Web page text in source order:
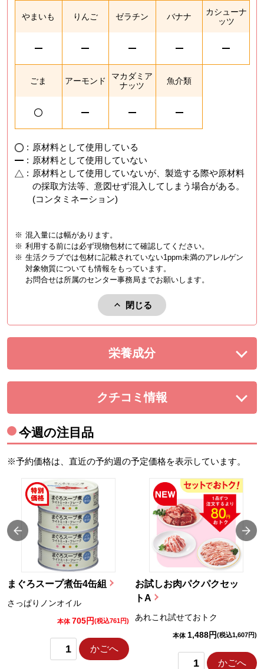
やまいも りんご ゼラチン バナナ
カシューナ
ッツ
ごま アーモンド
マカダミア
ナッツ
魚介類
: 原材料として使用している
: 原材料として使用していない
: 原材料として使用していないが、製造する際や原材料
の採取方法等、意図せず混入してしまう場合がある。
(コンタミネーション)
※ 混入量には幅があります。
※ 利用する前には必ず現物包材にて確認してください。
※ 生活クラブでは包材に記載されていない1ppm未満のアレルゲン
対象物質についても情報をもっています。
お問合せは所属のセンター事務局までお願いします。
閉じる
アレルゲンを閉じる。
栄養成分を展開する。
クチコミ情報
を展開する。
今週の注目品
※予約価格は、直近の予約週の予定価格を表示しています。
まぐろスープ煮缶4缶組
さっぱりノンオイル
本体 705円(税込761円)
かごへ
お試しお肉パクパクセッ
トA
あれこれ試せておトク
本体 1,488円(税込1,607円)
かごへ